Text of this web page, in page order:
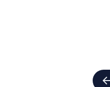
arrow_left